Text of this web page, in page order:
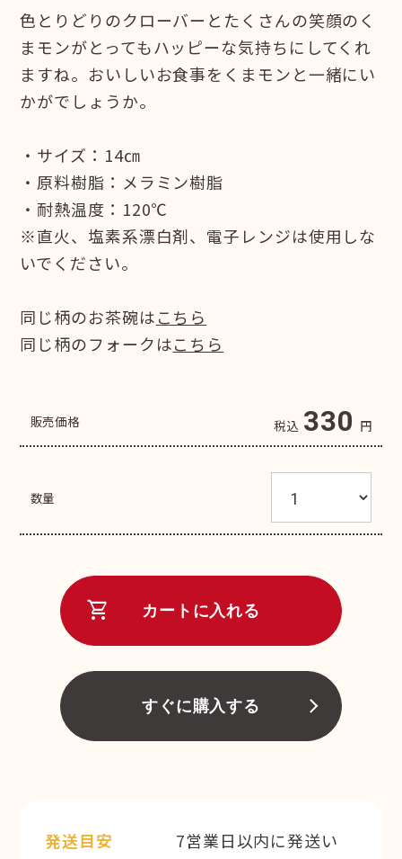
色とりどりのクローバーとたくさんの笑顔のく
まモンがとってもハッピーな気持ちにしてくれ
ますね。おいしいお食事をくまモンと一緒にい
かがでしょうか。
・サイズ：14㎝
・原料樹脂：メラミン樹脂
・耐熱温度：120℃
※直火、塩素系漂白剤、電子レンジは使用しな
いでください。
同じ柄のお茶碗はこちら
同じ柄のフォークはこちら
販売価格 税込 330 円
数量
shopping_cart カートに入れる
すぐに購入する
発送目安
7営業日以内に発送い